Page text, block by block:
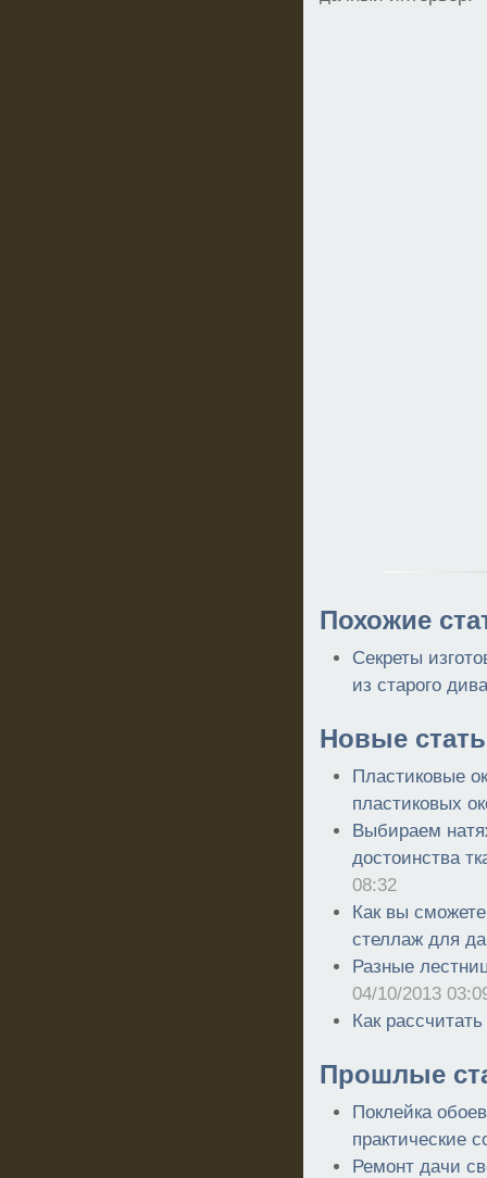
Похожие
Секреты
из старого
Новые
Пластиковые
пластиковых
Выбираем
достоинства
08:32
Как вы
стеллаж для
Разные
04/10/2013
Как
Прошлые
Поклейка
практические
Ремонт дачи